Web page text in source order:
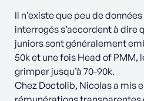
Il n’existe que peu de
interrogés s’accordent à dire
juniors sont généralement
50k et une fois Head of PMM,
grimper jusqu’à 70-90k.
Chez Doctolib, Nicolas a mis